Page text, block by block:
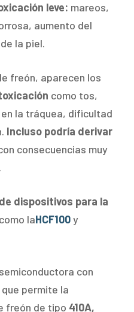
leve: mareos,
aumento del
la piel.
freón, aparecen los
como tos,
la tráquea, dificultad
Incluso podría derivar
consecuencias muy
dispositivos para la
como laHCF100y
con
permite la
freón de tipo 410A,